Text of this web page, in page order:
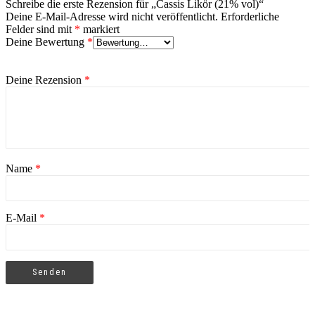
Schreibe die erste Rezension für „Cassis Likör (21% vol)“
Deine E-Mail-Adresse wird nicht veröffentlicht. Erforderliche
Felder sind mit * markiert
Deine Bewertung *
Deine Rezension *
Name *
E-Mail *